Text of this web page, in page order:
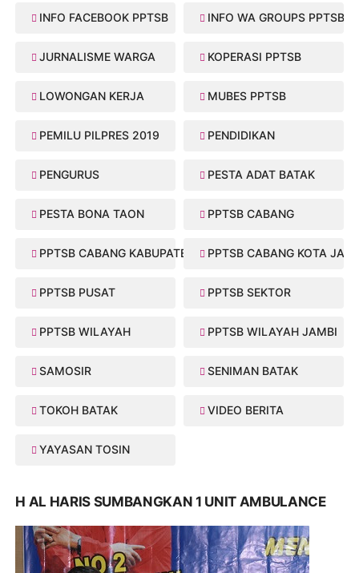
INFO FACEBOOK PPTSB INFO WA GROUPS PPTSB
JURNALISME WARGA KOPERASI PPTSB
LOWONGAN KERJA MUBES PPTSB
PEMILU PILPRES 2019 PENDIDIKAN
PENGURUS PESTA ADAT BATAK
PESTA BONA TAON PPTSB CABANG
PPTSB CABANG KABUPATEN PPTSB CABANG KOTA
PPTSB PUSAT PPTSB SEKTOR
PPTSB WILAYAH PPTSB WILAYAH JAMBI
SAMOSIR SENIMAN BATAK
TOKOH BATAK VIDEO BERITA
YAYASAN TOSIN
H AL HARIS SUMBANGKAN 1 UNIT AMBULANCE